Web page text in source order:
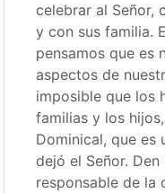
celebrar al Señor,
y con sus familia.
pensamos que es
aspectos de
imposible que los
familias y los
Dominical, que es
dejó el Señor.
responsable de la